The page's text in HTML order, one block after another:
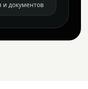
и документов